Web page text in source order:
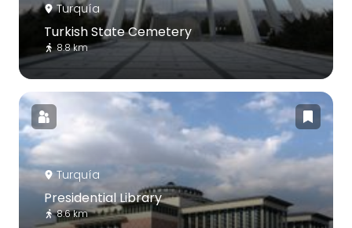
Turquía
Turkish State Cemetery
8.8 km
Turquía
Presidential Library
8.6 km